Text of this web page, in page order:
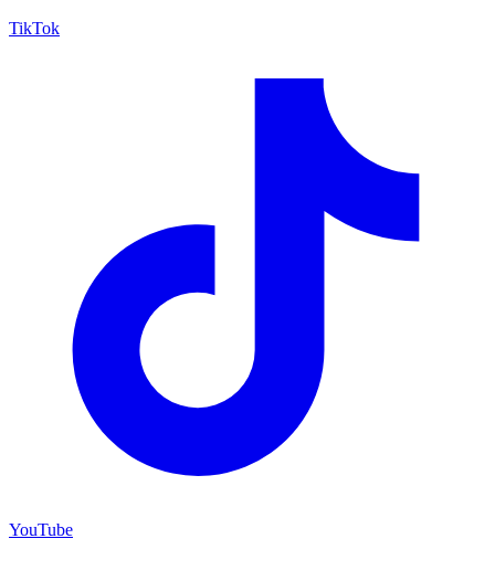
TikTok
YouTube